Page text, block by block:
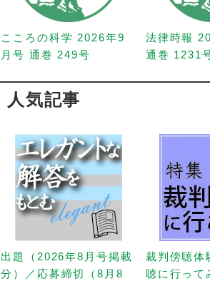
こころの科学 2026年9
月号 通巻 249号
法律時報
通巻 1231
人気記事
出題（2026年8月号掲載
分）／応募締切（8月8
裁判傍聴体
聴に行って